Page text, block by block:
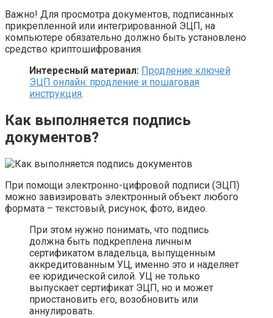
Важно! Для просмотра документов, подписанных
прикрепленной или интегрированной ЭЦП, на
компьютере обязательно должно быть установлено
средство криптошифрования.
Интересный материал: Продление ключей
ЭЦП онлайн: продление и пошаговая
инструкция.
Как выполняется подпись
документов?
При помощи электронно-цифровой подписи (ЭЦП)
можно завизировать электронный объект любого
формата – текстовый, рисунок, фото, видео.
При этом нужно понимать, что подпись
должна быть подкреплена личным
сертификатом владельца, выпущенным
аккредитованным УЦ, именно это и наделяет
ее юридической силой. УЦ не только
выпускает сертификат ЭЦП, но и может
приостановить его, возобновить или
аннулировать.